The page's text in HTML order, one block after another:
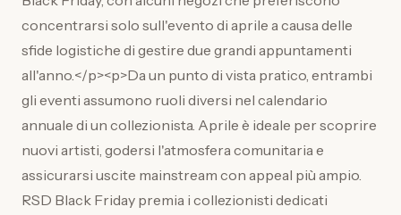
concentrarsi solo sull'evento di aprile a causa delle
sfide logistiche di gestire due grandi appuntamenti
all'anno.</p><p>Da un punto di vista pratico, entrambi
gli eventi assumono ruoli diversi nel calendario
annuale di un collezionista. Aprile è ideale per scoprire
nuovi artisti, godersi l'atmosfera comunitaria e
assicurarsi uscite mainstream con appeal più ampio.
RSD Black Friday premia i collezionisti dedicati